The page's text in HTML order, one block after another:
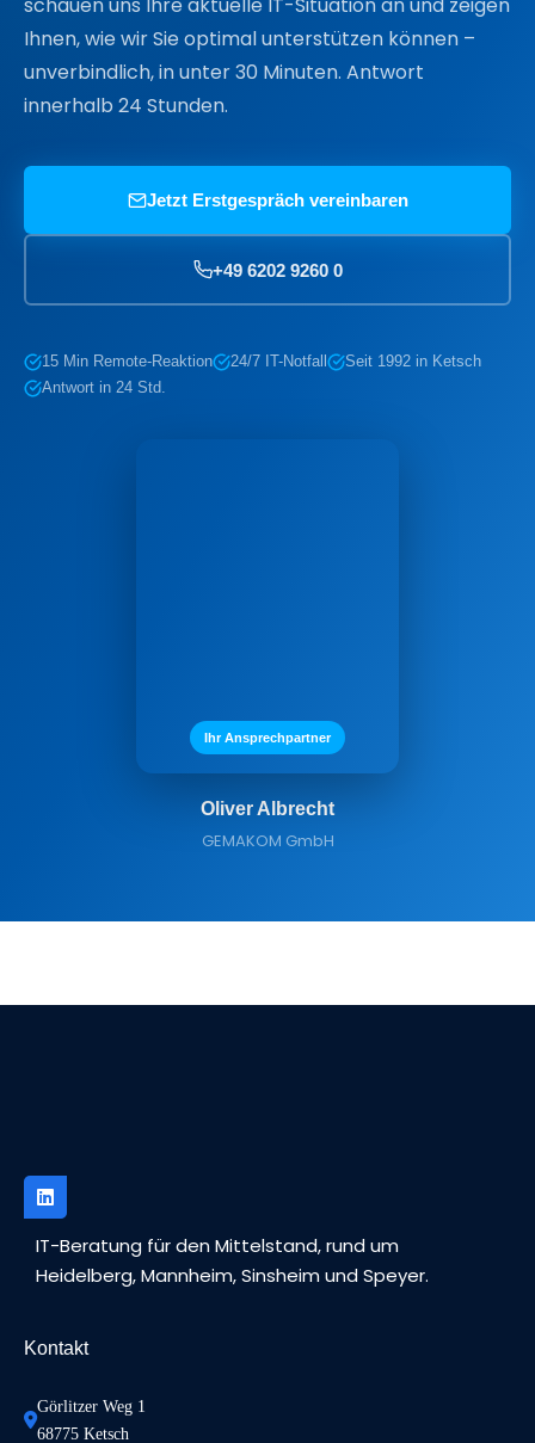
Ihnen, wie wir Sie optimal unterstützen können –
unverbindlich, in unter 30 Minuten. Antwort
innerhalb 24 Stunden.
Jetzt Erstgespräch vereinbaren
+49 6202 9260 0
15 Min Remote-Reaktion 24/7 IT-Notfall
Seit 1992 in Ketsch
Antwort in 24 Std.
Ihr Ansprechpartner
Oliver Albrecht
GEMAKOM GmbH
IT-Beratung für den Mittelstand, rund um
Heidelberg, Mannheim, Sinsheim und Speyer.
Kontakt
Görlitzer Weg 1
68775 Ketsch